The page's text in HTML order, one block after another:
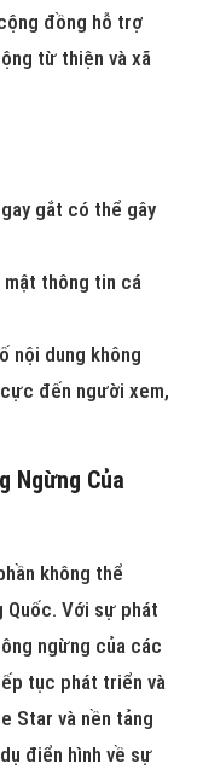
đồng hỗ trợ
từ thiện và xã
gắt có thể gây
mật thông tin cá
nội dung không
đến người xem,
Ngừng Của
không thể
Với sự phát
ngừng của các
tục phát triển và
Star và nền tảng
điển hình về sự